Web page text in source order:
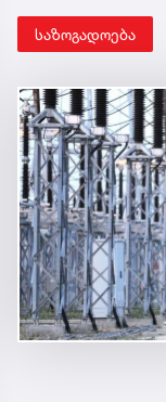
საზოგადოება